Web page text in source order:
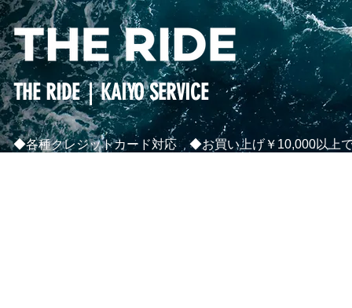
THE RIDE｜KAIYO SERVICE
◆各種クレジットカード対応 ◆お買い上げ￥10,000以上